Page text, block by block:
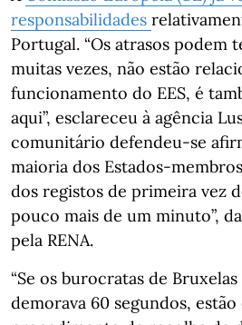
responsabilidades
Portugal. “Os atrasos podem
muitas vezes, não estão
funcionamento do EES, é
aqui”, esclareceu à agência
comunitário defendeu-se
maioria dos Estados-
dos registos de primeira vez
pouco mais de um minuto”,
pela RENA.
“Se os burocratas de
demorava 60 segundos, estão